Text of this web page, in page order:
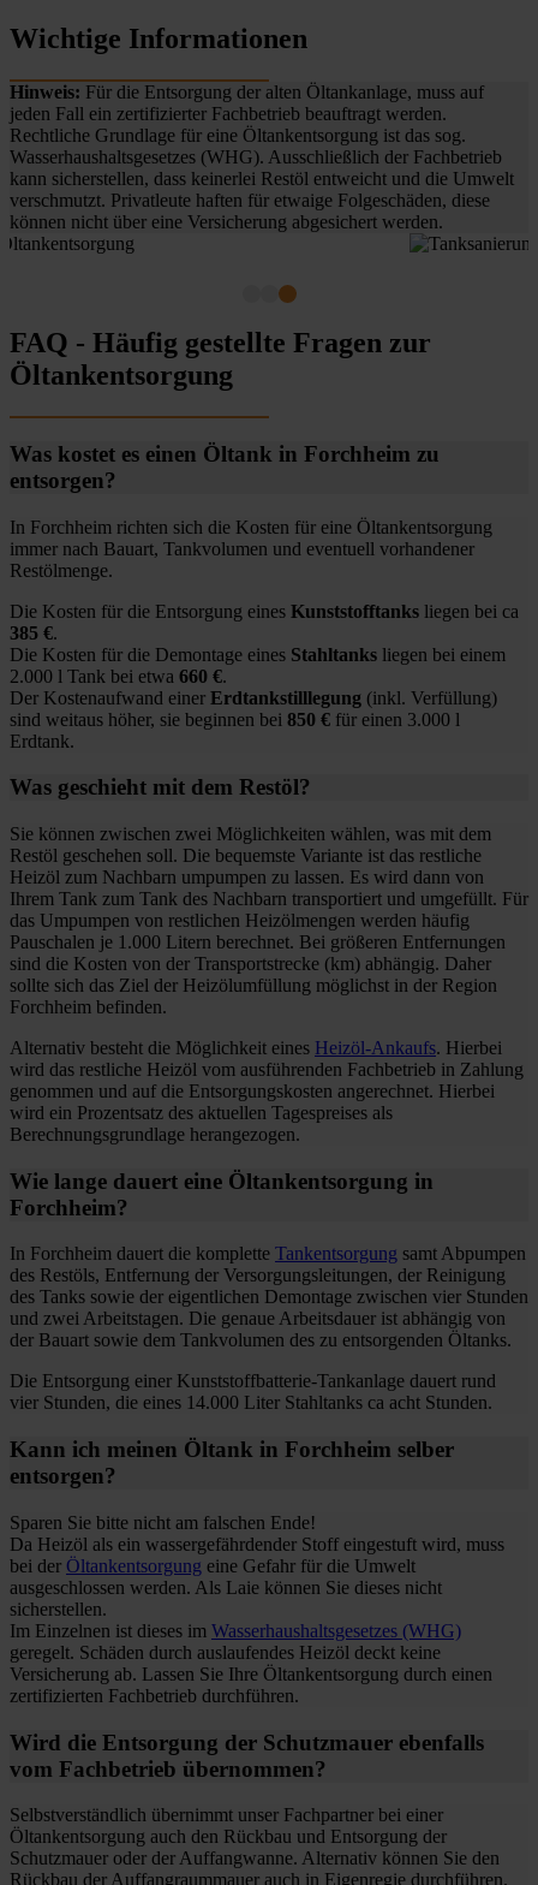
Wichtige Informationen
Hinweis: Für die Entsorgung der alten Öltankanlage, muss auf
jeden Fall ein zertifizierter Fachbetrieb beauftragt werden.
Rechtliche Grundlage für eine Öltankentsorgung ist das sog.
Wasserhaushaltsgesetzes (WHG). Ausschließlich der Fachbetrieb
kann sicherstellen, dass keinerlei Restöl entweicht und die Umwelt
verschmutzt. Privatleute haften für etwaige Folgeschäden, diese
können nicht über eine Versicherung abgesichert werden.
FAQ - Häufig gestellte Fragen zur
Öltankentsorgung
Was kostet es einen Öltank in Forchheim zu
entsorgen?
In Forchheim richten sich die Kosten für eine Öltankentsorgung
immer nach Bauart, Tankvolumen und eventuell vorhandener
Restölmenge.
Die Kosten für die Entsorgung eines Kunststofftanks liegen bei ca
385 €.
Die Kosten für die Demontage eines Stahltanks liegen bei einem
2.000 l Tank bei etwa 660 €.
Der Kostenaufwand einer Erdtankstilllegung (inkl. Verfüllung)
sind weitaus höher, sie beginnen bei 850 € für einen 3.000 l
Erdtank.
Was geschieht mit dem Restöl?
Sie können zwischen zwei Möglichkeiten wählen, was mit dem
Restöl geschehen soll. Die bequemste Variante ist das restliche
Heizöl zum Nachbarn umpumpen zu lassen. Es wird dann von
Ihrem Tank zum Tank des Nachbarn transportiert und umgefüllt. Für
das Umpumpen von restlichen Heizölmengen werden häufig
Pauschalen je 1.000 Litern berechnet. Bei größeren Entfernungen
sind die Kosten von der Transportstrecke (km) abhängig. Daher
sollte sich das Ziel der Heizölumfüllung möglichst in der Region
Forchheim befinden.
Alternativ besteht die Möglichkeit eines Heizöl-Ankaufs. Hierbei
wird das restliche Heizöl vom ausführenden Fachbetrieb in Zahlung
genommen und auf die Entsorgungskosten angerechnet. Hierbei
wird ein Prozentsatz des aktuellen Tagespreises als
Berechnungsgrundlage herangezogen.
Wie lange dauert eine Öltankentsorgung in
Forchheim?
In Forchheim dauert die komplette Tankentsorgung samt Abpumpen
des Restöls, Entfernung der Versorgungsleitungen, der Reinigung
des Tanks sowie der eigentlichen Demontage zwischen vier Stunden
und zwei Arbeitstagen. Die genaue Arbeitsdauer ist abhängig von
der Bauart sowie dem Tankvolumen des zu entsorgenden Öltanks.
Die Entsorgung einer Kunststoffbatterie-Tankanlage dauert rund
vier Stunden, die eines 14.000 Liter Stahltanks ca acht Stunden.
Kann ich meinen Öltank in Forchheim selber
entsorgen?
Sparen Sie bitte nicht am falschen Ende!
Da Heizöl als ein wassergefährdender Stoff eingestuft wird, muss
bei der Öltankentsorgung eine Gefahr für die Umwelt
ausgeschlossen werden. Als Laie können Sie dieses nicht
sicherstellen.
Im Einzelnen ist dieses im Wasserhaushaltsgesetzes (WHG)
geregelt. Schäden durch auslaufendes Heizöl deckt keine
Versicherung ab. Lassen Sie Ihre Öltankentsorgung durch einen
zertifizierten Fachbetrieb durchführen.
Wird die Entsorgung der Schutzmauer ebenfalls
vom Fachbetrieb übernommen?
Selbstverständlich übernimmt unser Fachpartner bei einer
Öltankentsorgung auch den Rückbau und Entsorgung der
Schutzmauer oder der Auffangwanne. Alternativ können Sie den
Rückbau der Auffangraummauer auch in Eigenregie durchführen.